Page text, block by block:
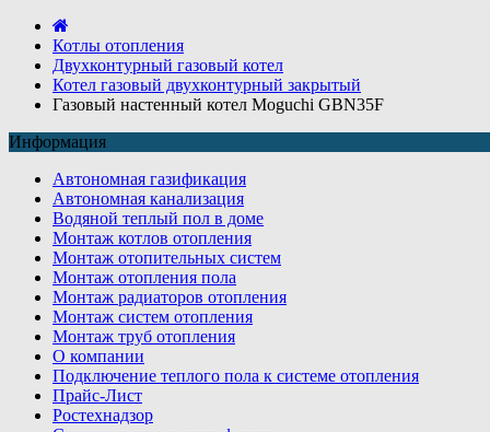
Котлы отопления
Двухконтурный газовый котел
Котел газовый двухконтурный закрытый
Газовый настенный котел Moguchi GBN35F
Информация
Автономная газификация
Автономная канализация
Водяной теплый пол в доме
Монтаж котлов отопления
Монтаж отопительных систем
Монтаж отопления пола
Монтаж радиаторов отопления
Монтаж систем отопления
Монтаж труб отопления
О компании
Подключение теплого пола к системе отопления
Прайс-Лист
Ростехнадзор